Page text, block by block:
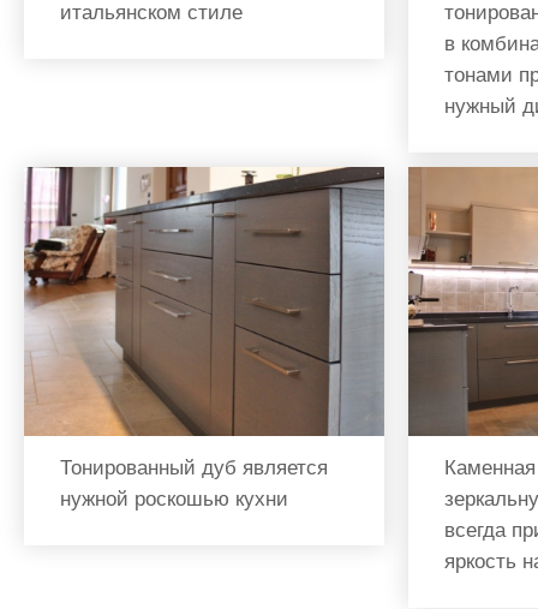
итальянском стиле
в
тонами
нужный
Тонированный дуб является
нужной роскошью кухни
всегда
яркость